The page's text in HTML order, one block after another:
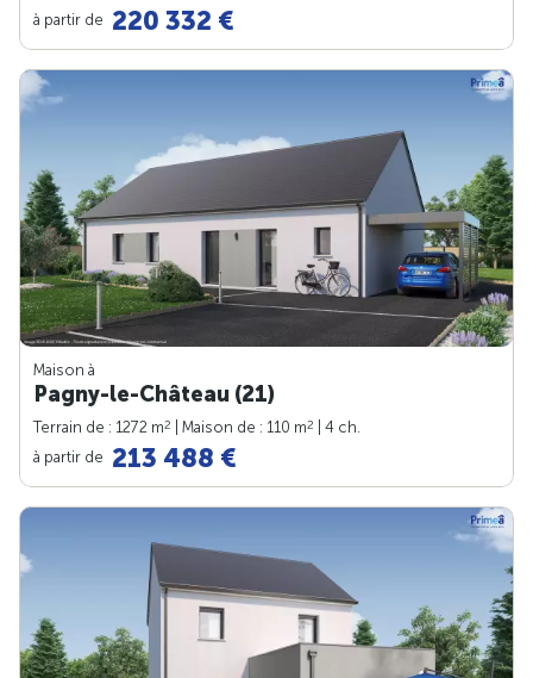
à partir de 220 332 €
Maison à
Pagny-le-Château (21)
Terrain de : 1272 m2 | Maison de : 110 m2
| 4 ch.
à partir de 213 488 €